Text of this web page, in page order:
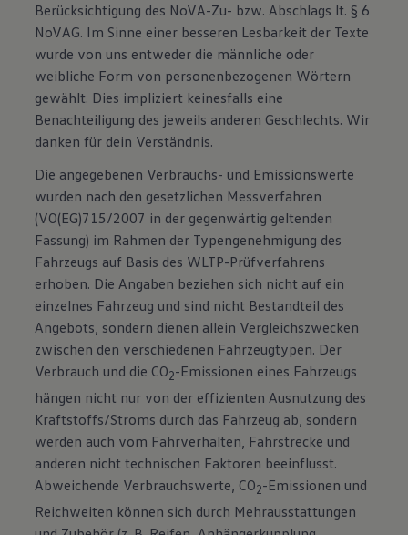
Berücksichtigung des NoVA-Zu- bzw. Abschlags lt. § 6
NoVAG. Im Sinne einer besseren Lesbarkeit der Texte
wurde von uns entweder die männliche oder
weibliche Form von personenbezogenen Wörtern
gewählt. Dies impliziert keinesfalls eine
Benachteiligung des jeweils anderen Geschlechts. Wir
danken für dein Verständnis.
Die angegebenen Verbrauchs- und Emissionswerte
wurden nach den gesetzlichen Messverfahren
(VO(EG)715/2007 in der gegenwärtig geltenden
Fassung) im Rahmen der Typengenehmigung des
Fahrzeugs auf Basis des WLTP-Prüfverfahrens
erhoben. Die Angaben beziehen sich nicht auf ein
einzelnes Fahrzeug und sind nicht Bestandteil des
Angebots, sondern dienen allein Vergleichszwecken
zwischen den verschiedenen Fahrzeugtypen. Der
Verbrauch und die CO2-Emissionen eines Fahrzeugs
hängen nicht nur von der effizienten Ausnutzung des
Kraftstoffs/Stroms durch das Fahrzeug ab, sondern
werden auch vom Fahrverhalten, Fahrstrecke und
anderen nicht technischen Faktoren beeinflusst.
Abweichende Verbrauchswerte, CO2-Emissionen und
Reichweiten können sich durch Mehrausstattungen